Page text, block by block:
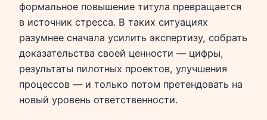
формальное повышение титула превращается
в источник стресса. В таких ситуациях
разумнее сначала усилить экспертизу, собрать
доказательства своей ценности — цифры,
результаты пилотных проектов, улучшения
процессов — и только потом претендовать на
новый уровень ответственности.